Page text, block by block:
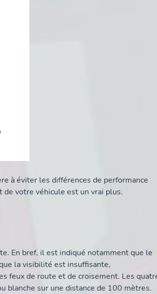
à éviter les différences de performance
de votre véhicule est un vrai plus.
En bref, il est indiqué notamment que le
la visibilité est insuffisante,
feux de route et de croisement. Les
blanche sur une distance de 100 mètres.